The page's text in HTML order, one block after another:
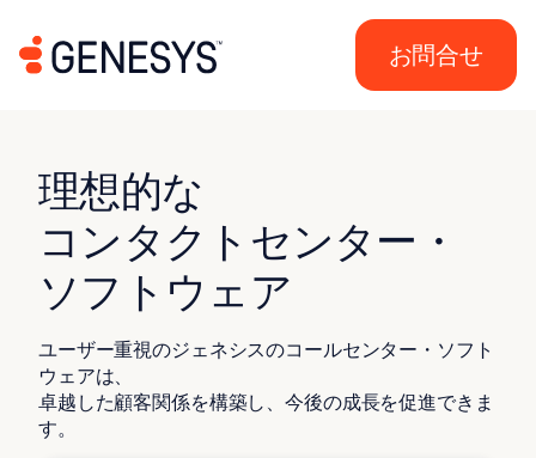
お問合せ
理想的な
コンタクトセンター・
ソフトウェア
ユーザー重視のジェネシスのコールセンター・ソフト
ウェアは、
卓越した顧客関係を構築し、今後の成長を促進できま
す。